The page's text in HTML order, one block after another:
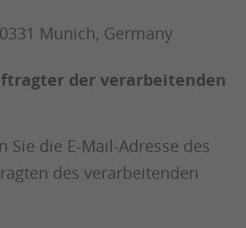
Munich, Germany
der verarbeitenden
Sie die E-Mail-Adresse des
des verarbeitenden